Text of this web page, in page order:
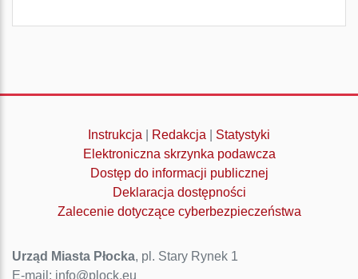
Instrukcja Redakcja
Statystyki
Elektroniczna skrzynka podawcza
Dostęp do informacji publicznej
Deklaracja dostępności
Zalecenie dotyczące cyberbezpieczeństwa
Urząd Miasta Płocka, pl. Stary Rynek 1
E-mail: info@plock.eu